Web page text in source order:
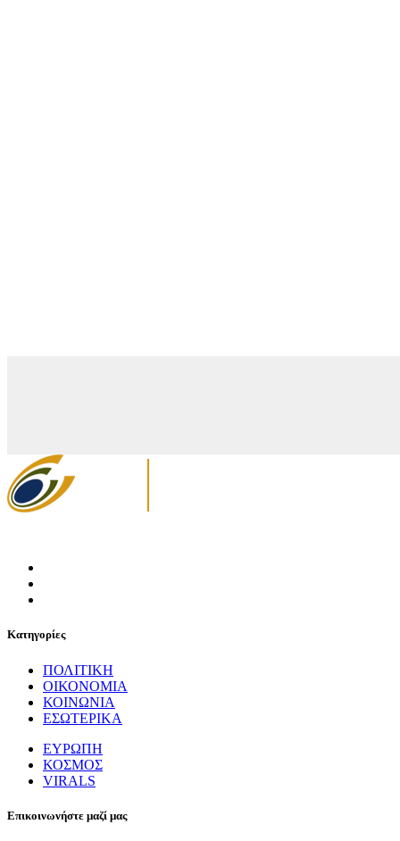
Κατηγορίες
ΠΟΛΙΤΙΚΗ
ΟΙΚΟΝΟΜΙΑ
ΚΟΙΝΩΝΙΑ
ΕΣΩΤΕΡΙΚΑ
ΕΥΡΩΠΗ
ΚΟΣΜΟΣ
VIRALS
Επικοινωνήστε μαζί μας